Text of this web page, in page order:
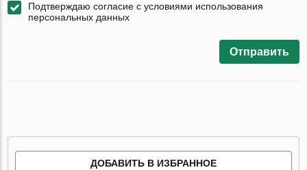
Подтверждаю согласие с условиями использования
персональных данных
Отправить
ДОБАВИТЬ В ИЗБРАННОЕ